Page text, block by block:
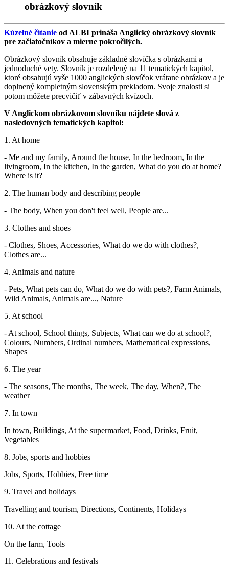
obrázkový slovník
Kúzelné čítanie od ALBI prináša Anglický obrázkový slovník
pre začiatočníkov a mierne pokročilých.
Obrázkový slovník obsahuje základné slovíčka s obrázkami a
jednoduché vety. Slovník je rozdelený na 11 tematických kapitol,
ktoré obsahujú vyše 1000 anglických slovíčok vrátane obrázkov a je
doplnený kompletným slovenským prekladom. Svoje znalosti si
potom môžete precvičiť v zábavných kvízoch.
V Anglickom obrázkovom slovníku nájdete slová z
nasledovných tematických kapitol:
1. At home
- Me and my family, Around the house, In the bedroom, In the
livingroom, In the kitchen, In the garden, What do you do at home?
Where is it?
2. The human body and describing people
- The body, When you don't feel well, People are...
3. Clothes and shoes
- Clothes, Shoes, Accessories, What do we do with clothes?,
Clothes are...
4. Animals and nature
- Pets, What pets can do, What do we do with pets?, Farm Animals,
Wild Animals, Animals are..., Nature
5. At school
- At school, School things, Subjects, What can we do at school?,
Colours, Numbers, Ordinal numbers, Mathematical expressions,
Shapes
6. The year
- The seasons, The months, The week, The day, When?, The
weather
7. In town
In town, Buildings, At the supermarket, Food, Drinks, Fruit,
Vegetables
8. Jobs, sports and hobbies
Jobs, Sports, Hobbies, Free time
9. Travel and holidays
Travelling and tourism, Directions, Continents, Holidays
10. At the cottage
On the farm, Tools
11. Celebrations and festivals